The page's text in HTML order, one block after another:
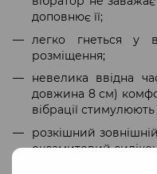
доповнює її;
легко гнеться у
розміщення;
невелика ввідна
довжина 8 см)
вібрації стимулюють
розкішний
оксамитовий